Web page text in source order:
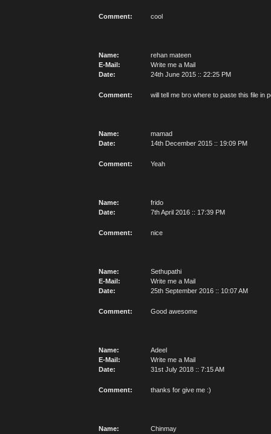
Comment: cool
Name:
rehan mateen
E-Mail:
Write me a Mail
Date:
24th June 2015 :: 22:25 PM
Comment: will tell me bro where to paste this file in
Name:
mamad
Date:
14th December 2015 :: 19:09 PM
Comment: Yeah
Name:
frido
Date:
7th April 2016 :: 17:39 PM
Comment: nice
Name:
Sethupathi
E-Mail:
Write me a Mail
Date:
25th September 2016 :: 10:07 AM
Comment: Good awesome
Name:
Adeel
E-Mail:
Write me a Mail
Date:
31st July 2018 :: 7:15 AM
Comment: thanks for give me :)
Name:
Chinmay